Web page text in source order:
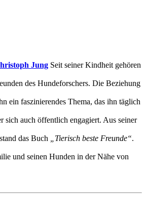
Jung Seit seiner Kindheit gehören
des Hundeforschers. Die Beziehung
ein faszinierendes Thema, das ihn täglich
sich auch öffentlich engagiert. Aus seiner
das Buch „Tierisch beste Freunde“.
und seinen Hunden in der Nähe von